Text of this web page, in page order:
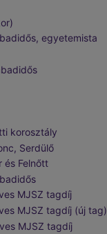
egyetemista
korosztály
Serdülő
és Felnőtt
MJSZ tagdíj
MJSZ tagdíj (új tag)
MJSZ tagdíj